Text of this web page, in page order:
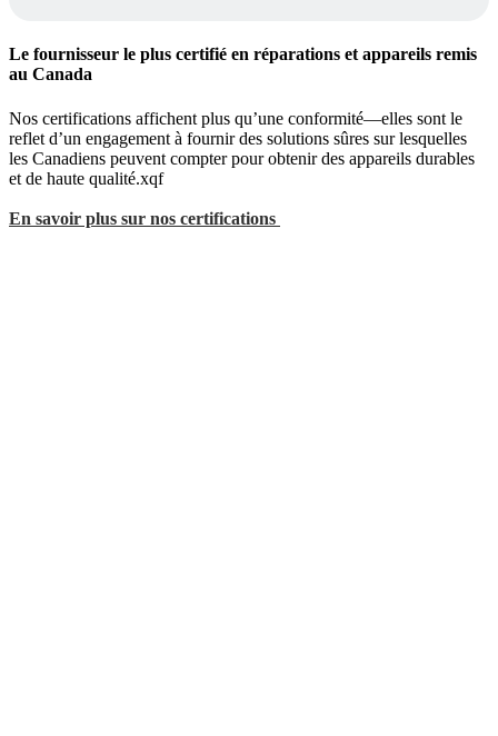
Le fournisseur le plus certifié en réparations et appareils remis
au Canada
Nos certifications affichent plus qu’une conformité—elles sont le
reflet d’un engagement à fournir des solutions sûres sur lesquelles
les Canadiens peuvent compter pour obtenir des appareils durables
et de haute qualité.xqf
En savoir plus sur nos certifications